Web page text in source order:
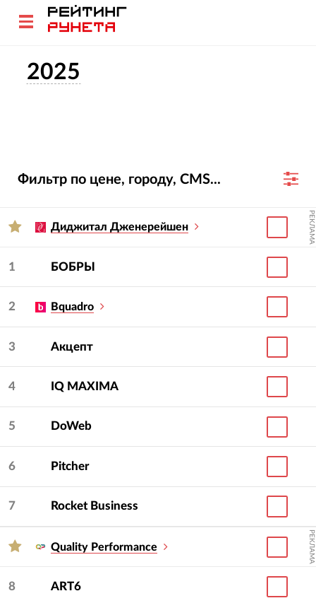
2025
Фильтр по цене, городу, CMS...
Диджитал Дженерейшен РЕКЛАМА
1 БОБРЫ
2 Bquadro
3 Акцепт
4 IQ МAXIMA
5 DoWeb
6 Pitcher
7 Rocket Business
Quality Performance РЕКЛАМА
8 ART6